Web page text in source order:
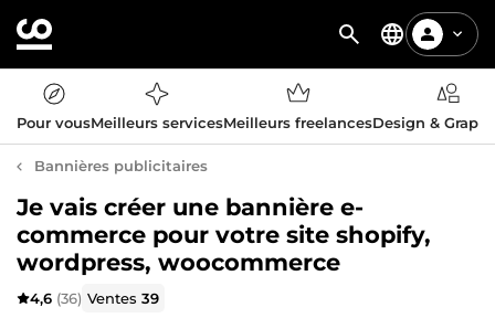
Pour vousMeilleurs servicesMeilleurs freelancesDesign &
Bannières publicitaires
Je vais créer une bannière e-
commerce pour votre site shopify,
wordpress, woocommerce
4,6 (36) Ventes39